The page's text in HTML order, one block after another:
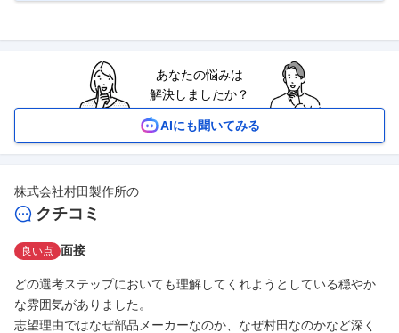
あなたの悩みは
解決しましたか？
AIにも聞いてみる
株式会社村田製作所の
クチコミ
良い点 面接
どの選考ステップにおいても理解してくれようとしている穏やか
な雰囲気がありました。
志望理由ではなぜ部品メーカーなのか、なぜ村田なのかなど深く